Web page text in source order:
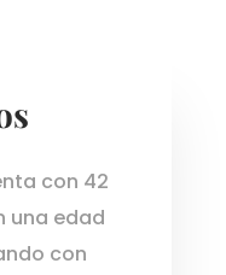
con 42
una edad
con